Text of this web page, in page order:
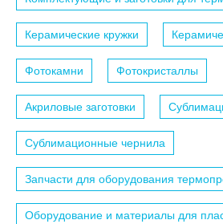
Керамические кружки
Фотокамни Фотокристаллы
Акриловые заготовки
Сублимационные чернила
Запчасти для оборудования
Оборудование и материалы для